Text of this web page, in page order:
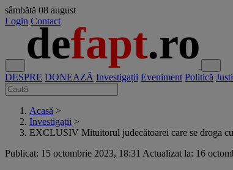
sâmbătă 08 august
Login Contact
DESPRE DONEAZĂ Investigații Eveniment Politică
Acasă >
Investigații >
EXCLUSIV Mituitorul judecătoarei care se droga
Publicat: 15 octombrie 2023, 18:31 Actualizat la: 16